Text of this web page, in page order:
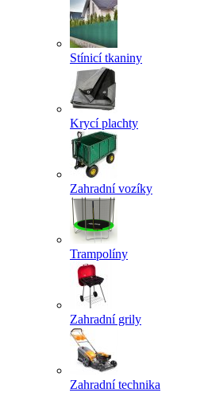
Stínicí tkaniny
Krycí plachty
Zahradní vozíky
Trampolíny
Zahradní grily
Zahradní technika